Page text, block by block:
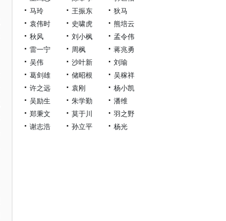
马玲
王振东
狄马
袁伟时
史啸虎
熊培云
秋风
刘小枫
孟令伟
雷一宁
周枫
蒋兆勇
吴伟
沙叶新
刘瑜
葛剑雄
储昭根
吴稼祥
许之远
袁刚
杨小凯
吴励生
朱学勤
潘维
郑秉文
莫于川
羽之野
谢志浩
孙立平 杨光